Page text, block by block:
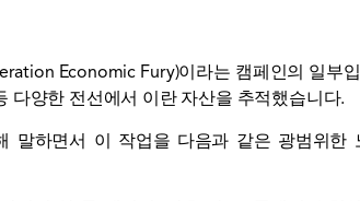
Economic Fury)이라는 캠페인의 일부
다양한 전선에서 이란 자산을 추적했습니다.
말하면서 이 작업을 다음과 같은 광범위한